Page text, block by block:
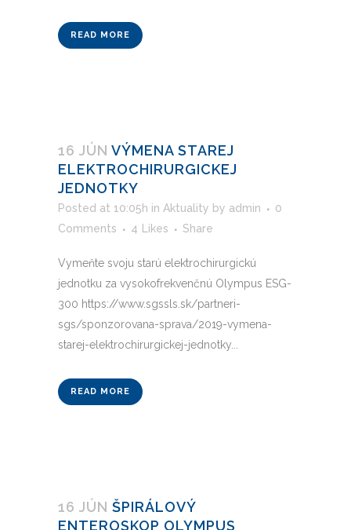
READ MORE
16 JÚN VÝMENA STAREJ
ELEKTROCHIRURGICKEJ
JEDNOTKY
Posted at 10:05h in Aktuality by admin
0
Comments
4 Likes Share
Vymeňte svoju starú elektrochirurgickú
jednotku za vysokofrekvenčnú Olympus ESG-
300 https://www.sgssls.sk/partneri-
sgs/sponzorovana-sprava/2019-vymena-
starej-elektrochirurgickej-jednotky...
READ MORE
16 JÚN ŠPIRÁLOVÝ
ENTEROSKOP OLYMPUS